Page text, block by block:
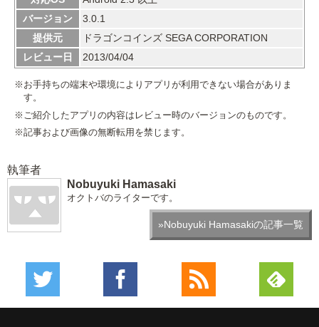
バージョン
3.0.1
提供元
ドラゴンコインズ SEGA CORPORATION
レビュー日
2013/04/04
※お手持ちの端末や環境によりアプリが利用できない場合がありま
す。
※ご紹介したアプリの内容はレビュー時のバージョンのものです。
※記事および画像の無断転用を禁じます。
執筆者
Nobuyuki Hamasaki
オクトバのライターです。
»Nobuyuki Hamasakiの記事一覧